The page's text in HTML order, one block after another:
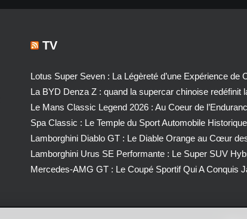
TV
Lotus Super Seven : La Légèreté d’une Expérience de
La BYD Denza Z : quand la supercar chinoise redéfinit
Le Mans Classic Legend 2026 : Au Coeur de
Spa Classic : Le Temple du Sport Automobile
Lamborghini Diablo GT : Le Diable Orange au Cœur
Lamborghini Urus SE Performante : Le Super SUV
Mercedes-AMG GT : Le Coupé Sportif Qui A Conquis